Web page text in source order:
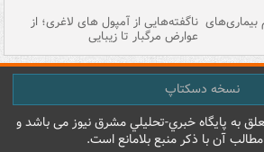
ناگفته‌هایی از آمپول های لاغری؛ از
عوارض مرگبار تا زیبایی
نسخه دسکتاپ
به پایگاه خبري-تحليلي مشرق نيوز می باشد و
مطالب آن با ذکر منبع بلامانع است.